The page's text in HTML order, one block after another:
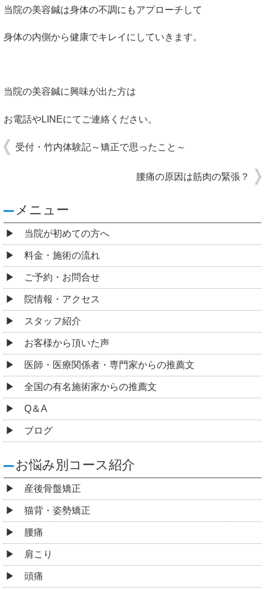
当院の美容鍼は身体の不調にもアプローチして
身体の内側から健康でキレイにしていきます。
当院の美容鍼に興味が出た方は
お電話やLINEにてご連絡ください。
受付・竹内体験記～矯正で思ったこと～
腰痛の原因は筋肉の緊張？
メニュー
当院が初めての方へ
料金・施術の流れ
ご予約・お問合せ
院情報・アクセス
スタッフ紹介
お客様から頂いた声
医師・医療関係者・専門家からの推薦文
全国の有名施術家からの推薦文
Q＆A
ブログ
お悩み別コース紹介
産後骨盤矯正
猫背・姿勢矯正
腰痛
肩こり
頭痛